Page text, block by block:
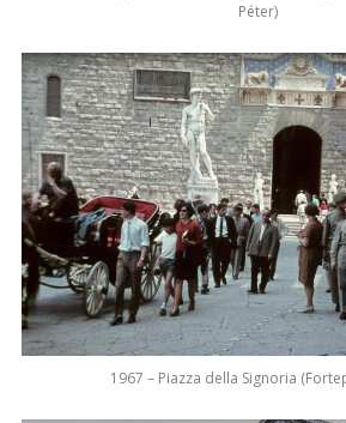
Péter)
1967 – Piazza della Signoria